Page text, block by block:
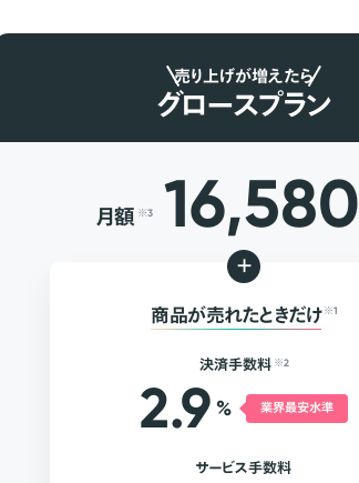
売り上げが増えたら
グロースプラン
月額 ※3 16,580
+
商品が売れたときだけ ※1
決済手数料 ※2
2.9 % 業界最安水準
サービス手数料